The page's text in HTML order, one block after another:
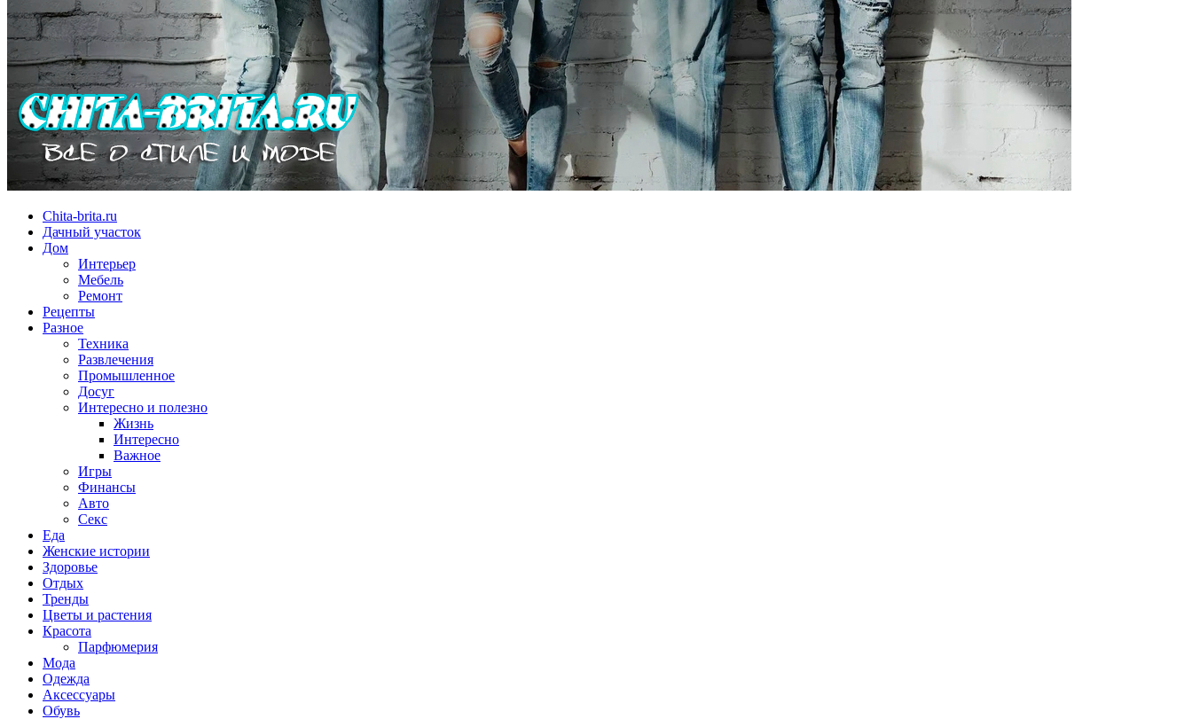
Chita-brita.ru
Дачный участок
Дом
Интерьер
Мебель
Ремонт
Рецепты
Разное
Техника
Развлечения
Промышленное
Досуг
Интересно и полезно
Жизнь
Интересно
Важное
Игры
Финансы
Авто
Секс
Еда
Женские истории
Здоровье
Отдых
Тренды
Цветы и растения
Красота
Парфюмерия
Мода
Одежда
Аксессуары
Обувь